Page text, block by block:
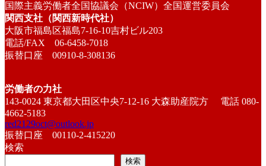
国際主義労働者全国協議会（NCIW）全国運営委員会
関西支社（関西新時代社）
大阪市福島区福島7-16-10吉村ビル203
電話/FAX 06-6458-7018
振替口座 00910-8-308136
労働者の力社
143-0024 東京都大田区中央7-12-16 大森助産院方 電話 080-
4662-5183
red2129oct@outlook.jp
振替口座 00110-2-415220
検索
検索